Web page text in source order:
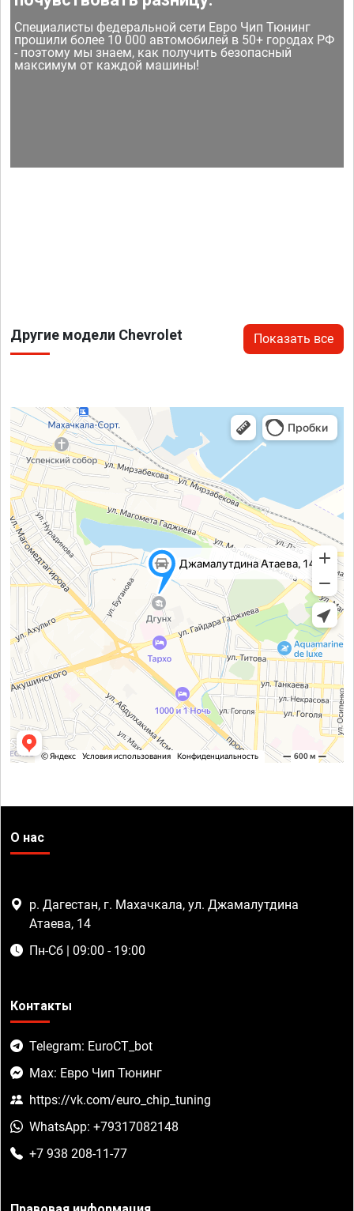
Специалисты федеральной сети Евро Чип Тюнинг
прошили более 10 000 автомобилей в 50+ городах РФ
- поэтому мы знаем, как получить безопасный
максимум от каждой машины!
Другие модели Chevrolet Показать все
О нас
р. Дагестан, г. Махачкала, ул. Джамалутдина
Атаева, 14
Пн-Сб | 09:00 - 19:00
Контакты
Telegram: EuroCT_bot
Max: Евро Чип Тюнинг
https://vk.com/euro_chip_tuning
WhatsApp: +79317082148
+7 938 208-11-77